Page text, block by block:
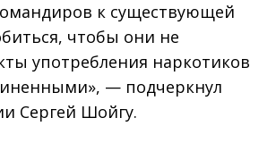
к существующей
чтобы они не
употребления наркотиков
— подчеркнул
Сергей Шойгу.